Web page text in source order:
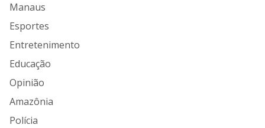
Manaus
Esportes
Entretenimento
Educação
Opinião
Amazônia
Polícia